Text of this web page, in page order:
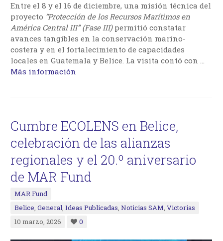
Entre el 8 y el 16 de diciembre, una misión técnica del
proyecto “Protección de los Recursos Marítimos en
América Central III” (Fase III)permitió constatar
avances tangibles en la conservación marino-
costera y en el fortalecimiento de capacidades
locales en Guatemala y Belice. La visita contó con …
Más información
Cumbre ECOLENS en Belice,
celebración de las alianzas
regionales y el 20.º aniversario
de MAR Fund
MAR Fund
Belice,General,Ideas Publicadas,Noticias SAM,Victorias
10 marzo, 2026
0